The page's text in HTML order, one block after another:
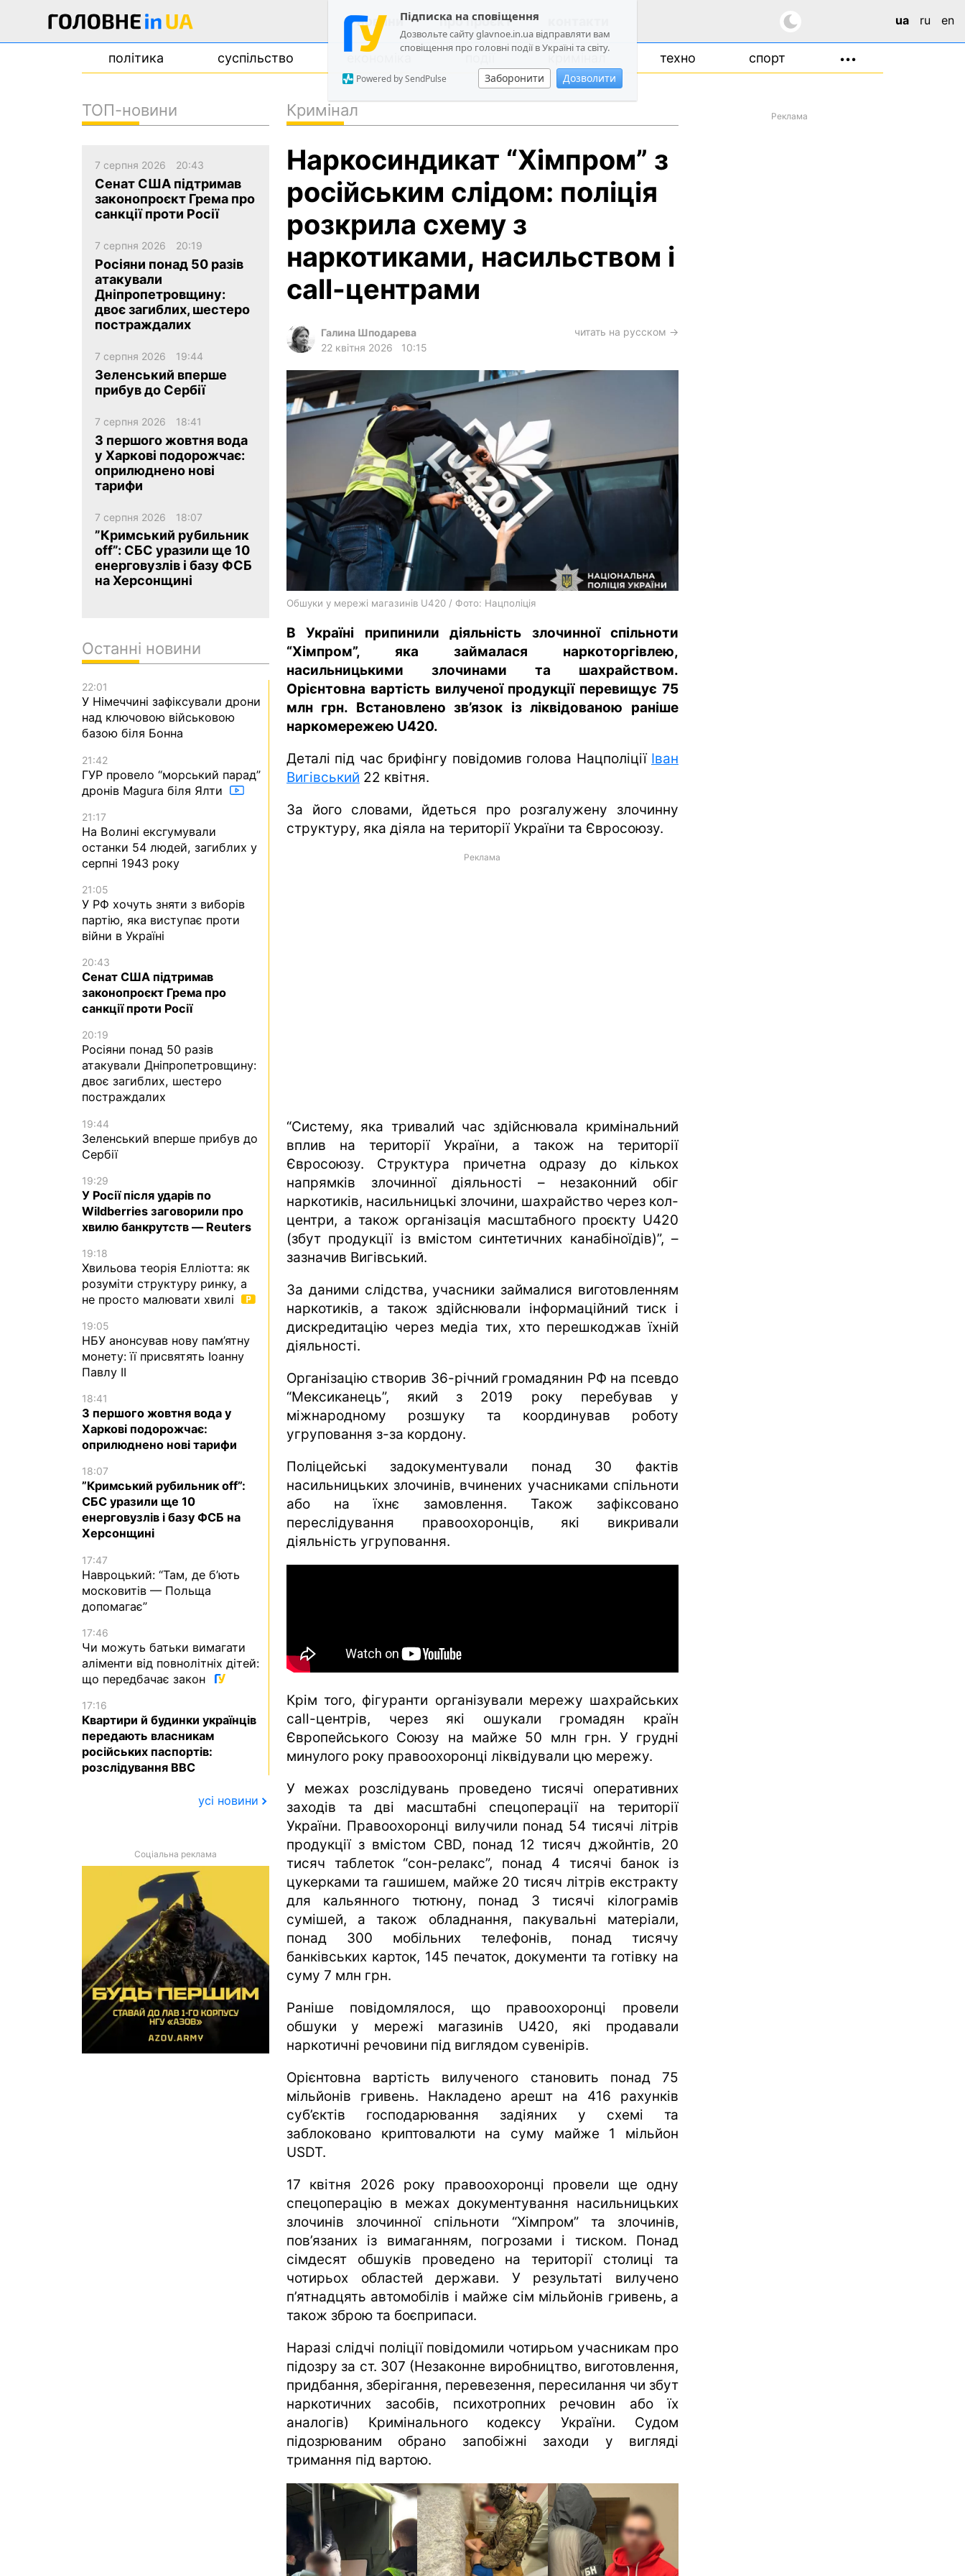
Підписка на сповіщення
Дозвольте сайту glavnoe.in.ua відправляти вам
сповіщення про головні події в Україні та світу.
Заборонити Дозволити
Powered by SendPulse
новини про проєкт ua ru en
політика суспільство кримінал техно спорт •••
політика
суспільство
події
кримінал
техно
gambling
en
Кримінал
Наркосиндикат “Хімпром” з
російським слідом: поліція
розкрила схему з
наркотиками, насильством і
call-центрами
Галина Шподарева
22 квітня 2026
10:15
читать на русском →
Обшуки у мережі магазинів U420 / Фото: Нацполіція
В Україні припинили діяльність злочинної спільноти
“Хімпром”, яка займалася наркоторгівлею,
насильницькими злочинами та шахрайством.
Орієнтовна вартість вилученої продукції перевищує 75
млн грн. Встановлено зв’язок із ліквідованою раніше
наркомережею U420.
Деталі під час брифінгу повідомив голова Нацполіції Іван
Вигівський 22 квітня.
За його словами, йдеться про розгалужену злочинну
структуру, яка діяла на території України та Євросоюзу.
Реклама
“Систему, яка тривалий час здійснювала кримінальний
вплив на території України, а також на території
Євросоюзу. Структура причетна одразу до кількох
напрямків злочинної діяльності – незаконний обіг
наркотиків, насильницькі злочини, шахрайство через кол-
центри, а також організація масштабного проєкту U420
(збут продукції із вмістом синтетичних канабіноїдів)”, –
зазначив Вигівський.
За даними слідства, учасники займалися виготовленням
наркотиків, а також здійснювали інформаційний тиск і
дискредитацію через медіа тих, хто перешкоджав їхній
діяльності.
Організацію створив 36-річний громадянин РФ на псевдо
“Мексиканець”, який з 2019 року перебував у
міжнародному розшуку та координував роботу
угруповання з-за кордону.
Поліцейські задокументували понад 30 фактів
насильницьких злочинів, вчинених учасниками спільноти
або на їхнє замовлення. Також зафіксовано
переслідування правоохоронців, які викривали
діяльність угруповання.
Крім того, фігуранти організували мережу шахрайських
call-центрів, через які ошукали громадян країн
Європейського Союзу на майже 50 млн грн. У грудні
минулого року правоохоронці ліквідували цю мережу.
У межах розслідувань проведено тисячі оперативних
заходів та дві масштабні спецоперації на території
України. Правоохоронці вилучили понад 54 тисячі літрів
продукції з вмістом CBD, понад 12 тисяч джойнтів, 20
тисяч таблеток “сон-релакс”, понад 4 тисячі банок із
цукерками та гашишем, майже 20 тисяч літрів екстракту
для кальянного тютюну, понад 3 тисячі кілограмів
сумішей, а також обладнання, пакувальні матеріали,
понад 300 мобільних телефонів, понад тисячу
банківських карток, 145 печаток, документи та готівку на
суму 7 млн грн.
Раніше повідомлялося, що правоохоронці провели
обшуки у мережі магазинів U420, які продавали
наркотичні речовини під виглядом сувенірів.
Орієнтовна вартість вилученого становить понад 75
мільйонів гривень. Накладено арешт на 416 рахунків
суб’єктів господарювання задіяних у схемі та
заблоковано криптовалюти на суму майже 1 мільйон
USDT.
17 квітня 2026 року правоохоронці провели ще одну
спецоперацію в межах документування насильницьких
злочинів злочинної спільноти “Хімпром” та злочинів,
пов’язаних із вимаганням, погрозами і тиском. Понад
сімдесят обшуків проведено на території столиці та
чотирьох областей держави. У результаті вилучено
п’ятнадцять автомобілів і майже сім мільйонів гривень, а
також зброю та боєприпаси.
Наразі слідчі поліції повідомили чотирьом учасникам про
підозру за ст. 307 (Незаконне виробництво, виготовлення,
придбання, зберігання, перевезення, пересилання чи збут
наркотичних засобів, психотропних речовин або їх
аналогів) Кримінального кодексу України. Судом
підозрюваним обрано запобіжні заходи у вигляді
тримання під вартою.
Реклама
ТОП-новини
7 серпня 2026 20:43
Сенат США підтримав
законопроєкт Грема про
санкції проти Росії
7 серпня 2026 20:19
Росіяни понад 50 разів
атакували
Дніпропетровщину:
двоє загиблих, шестеро
постраждалих
7 серпня 2026 19:44
Зеленський вперше
прибув до Сербії
7 серпня 2026 18:41
З першого жовтня вода
у Харкові подорожчає:
оприлюднено нові
тарифи
7 серпня 2026 18:07
”Кримський рубильник
off”: СБС уразили ще 10
енерговузлів і базу ФСБ
на Херсонщині
Останні новини
22:01
У Німеччині зафіксували дрони
над ключовою військовою
базою біля Бонна
21:42
ГУР провело “морський парад”
дронів Magura біля Ялти
21:17
На Волині ексгумували
останки 54 людей, загиблих у
серпні 1943 року
21:05
У РФ хочуть зняти з виборів
партію, яка виступає проти
війни в Україні
20:43
Сенат США підтримав
законопроєкт Грема про
санкції проти Росії
20:19
Росіяни понад 50 разів
атакували Дніпропетровщину:
двоє загиблих, шестеро
постраждалих
19:44
Зеленський вперше прибув до
Сербії
19:29
У Росії після ударів по
Wildberries заговорили про
хвилю банкрутств — Reuters
19:18
Хвильова теорія Елліотта: як
розуміти структуру ринку, а
не просто малювати хвилі
19:05
НБУ анонсував нову пам’ятну
монету: її присвятять Іоанну
Павлу II
18:41
З першого жовтня вода у
Харкові подорожчає:
оприлюднено нові тарифи
18:07
”Кримський рубильник off”:
СБС уразили ще 10
енерговузлів і базу ФСБ на
Херсонщині
17:47
Навроцький: “Там, де б’ють
московитів — Польща
допомагає”
17:46
Чи можуть батьки вимагати
аліменти від повнолітніх дітей:
що передбачає закон
17:16
Квартири й будинки українців
передають власникам
російських паспортів:
розслідування BBC
усі новини
Соціальна реклама